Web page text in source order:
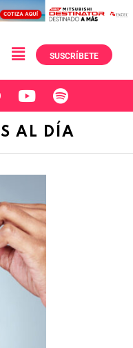
SUSCRÍBETE
AL DÍA